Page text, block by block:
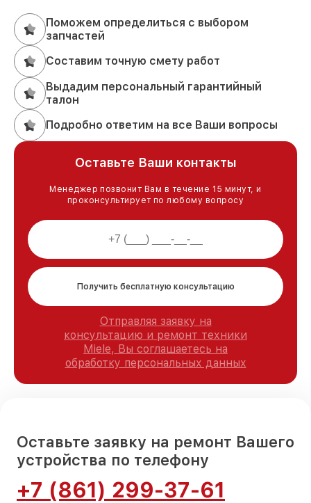
Поможем определиться с выбором
запчастей
Составим точную смету работ
Выдадим персональный гарантийный
талон
Подробно ответим на все Ваши вопросы
Оставьте Ваши контакты
Менеджер позвонит Вам в течение 15 минут, и
проконсультирует по любому вопросу
Получить бесплатную консультацию
Отправляя заявку на
консультацию и ремонт техники
Miele, Вы соглашаетесь на
обработку персональных данных
Оставьте заявку на ремонт Вашего
устройства по телефону
+7 (861) 299-37-61